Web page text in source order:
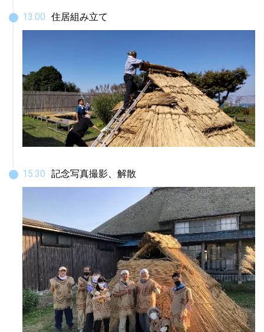
13:00 住居組み立て
15:30 記念写真撮影、解散